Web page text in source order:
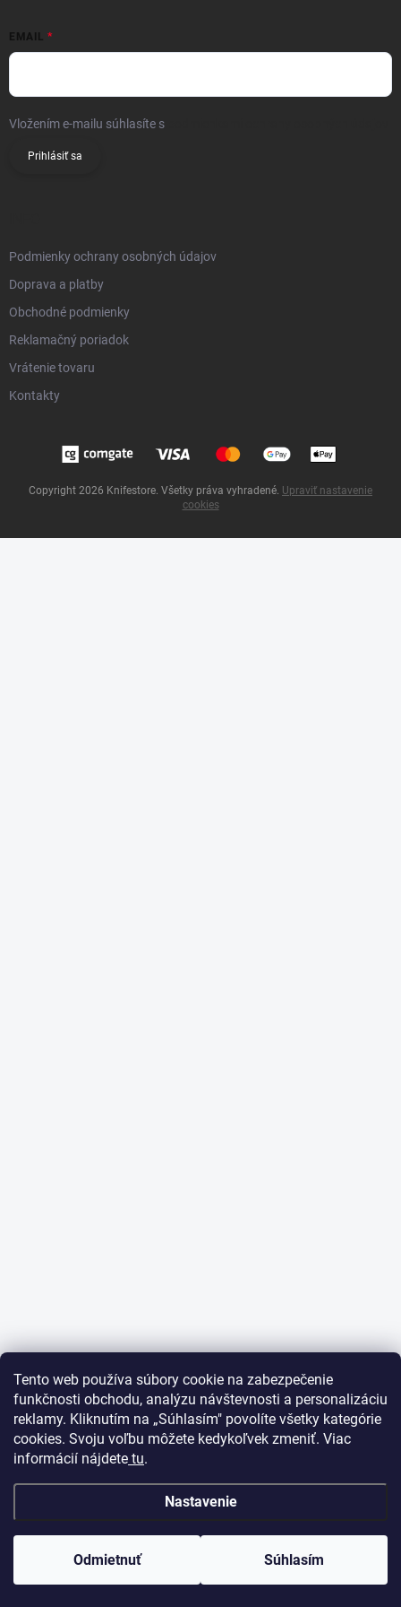
Tento web používa súbory cookie na zabezpečenie
funkčnosti obchodu, analýzu návštevnosti a personalizáciu
reklamy. Kliknutím na „Súhlasím" povolíte všetky kategórie
cookies. Svoju voľbu môžete kedykoľvek zmeniť. Viac
informácií nájdete tu.
Nastavenie
Odmietnuť Súhlasím
EMAIL
Vložením e-mailu súhlasíte s
Prihlásiť sa
Podmienky ochrany osobných údajov
Doprava a platby
Obchodné podmienky
Reklamačný poriadok
Vrátenie tovaru
Kontakty
Copyright 2026 Knifestore. Všetky práva vyhradené. Upraviť nastavenie
cookies